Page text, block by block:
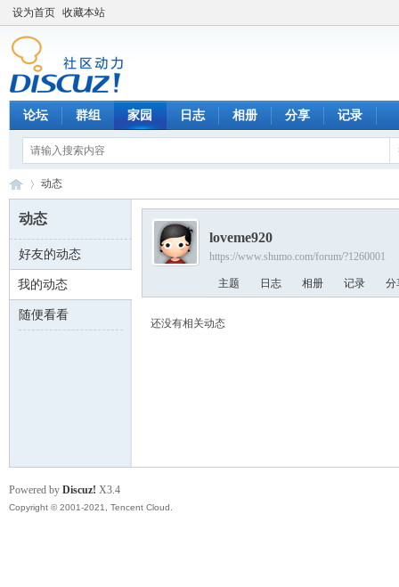
设为首页 收藏本站
论坛 群组 家园 日志 相册 分享 记录
数 ›
动态
动态
好友的动态
我的动态
随便看看
loveme920
https://www.shumo.com/forum/?1260001
主题 日志 相册 记录 分
还没有相关动态
Powered by Discuz! X3.4
Copyright © 2001-2021, Tencent Cloud.